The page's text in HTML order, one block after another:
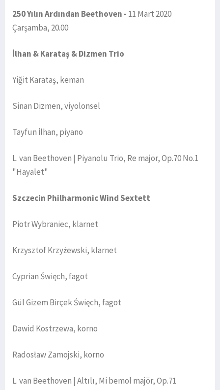
250 Yılın Ardından Beethoven - 11 Mart 2020
Çarşamba, 20.00
İlhan & Karataş & Dizmen Trio
Yiğit Karataş, keman
Sinan Dizmen, viyolonsel
Tayfun İlhan, piyano
L. van Beethoven | Piyanolu Trio, Re majör, Op.70 No.1
"Hayalet"
Szczecin Philharmonic Wind Sextett
Piotr Wybraniec, klarnet
Krzysztof Krzyżewski, klarnet
Cyprian Święch, fagot
Gül Gizem Birçek Święch, fagot
Dawid Kostrzewa, korno
Radosław Zamojski, korno
L. van Beethoven | Altılı, Mi bemol majör, Op.71